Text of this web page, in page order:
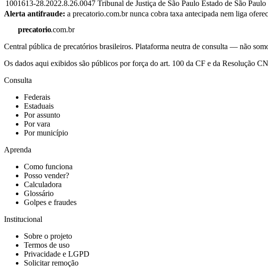
1001613-28.2022.8.26.0047 Tribunal de Justiça de São Paulo Estado de São Paulo
Alerta antifraude: a precatorio.com.br nunca cobra taxa antecipada nem liga
precatorio.com.br
Central pública de precatórios brasileiros. Plataforma neutra de consulta — não
Os dados aqui exibidos são públicos por força do art. 100 da CF e da Resolução
Consulta
Federais
Estaduais
Por assunto
Por vara
Por município
Aprenda
Como funciona
Posso vender?
Calculadora
Glossário
Golpes e fraudes
Institucional
Sobre o projeto
Termos de uso
Privacidade e LGPD
Solicitar remoção